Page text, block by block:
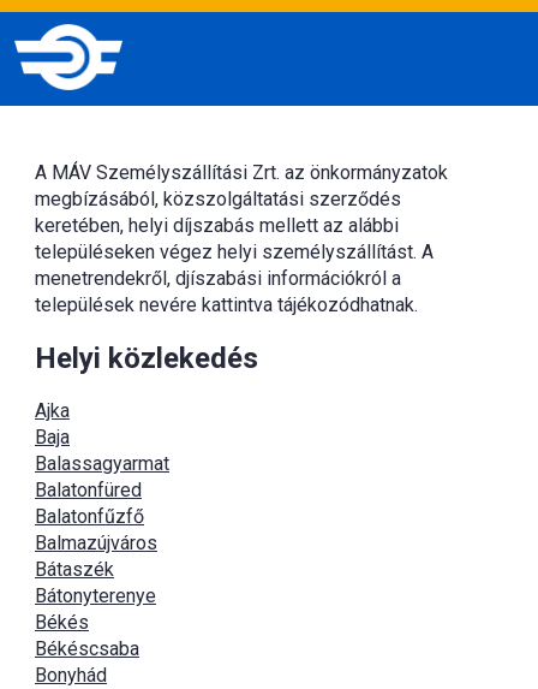
A MÁV Személyszállítási Zrt. az önkormányzatok
megbízásából, közszolgáltatási szerződés
keretében, helyi díjszabás mellett az alábbi
településeken végez helyi személyszállítást. A
menetrendekről, djíszabási információkról a
települések nevére kattintva tájékozódhatnak.
Helyi közlekedés
Ajka
Baja
Balassagyarmat
Balatonfüred
Balatonfűzfő
Balmazújváros
Bátaszék
Bátonyterenye
Békés
Békéscsaba
Bonyhád